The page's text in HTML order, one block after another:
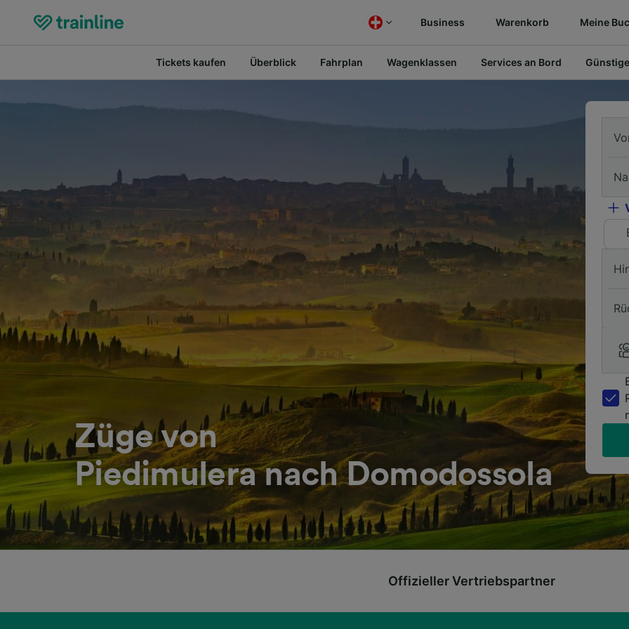
Business Warenkorb Meine
Tickets kaufen Überblick Fahrplan Wagenklassen Services an Bord
Züge von
Piedimulera nach Domodossola
Offizieller Vertriebspartner